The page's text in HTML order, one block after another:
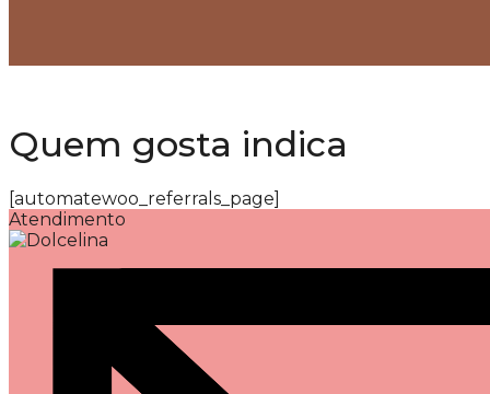
Quem gosta indica
[automatewoo_referrals_page]
Atendimento